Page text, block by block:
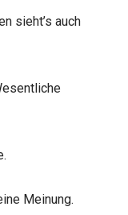
sieht’s auch
Meinung.